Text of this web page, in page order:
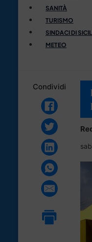
SANITÀ
TURISMO
SINDACI DI
METEO
Condividi